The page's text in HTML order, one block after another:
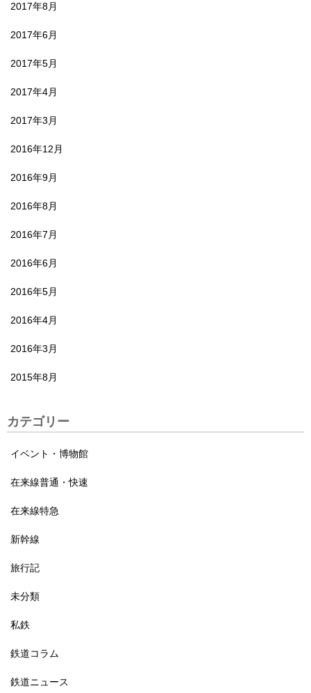
2017年8月
2017年6月
2017年5月
2017年4月
2017年3月
2016年12月
2016年9月
2016年8月
2016年7月
2016年6月
2016年5月
2016年4月
2016年3月
2015年8月
カテゴリー
イベント・博物館
在来線普通・快速
在来線特急
新幹線
旅行記
未分類
私鉄
鉄道コラム
鉄道ニュース